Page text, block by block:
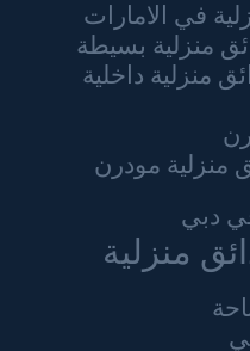
في الامارات
منزلية بسيطة
منزلية داخلية
منزلية مودرن
دبي
منزلية